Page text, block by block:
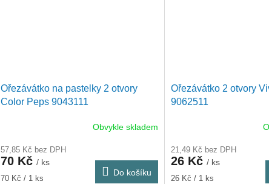
Ořezávátko na pastelky 2 otvory
Color Peps 9043111
Obvykle skladem
57,85 Kč bez DPH
70 Kč / ks
Měrná
70 Kč / 1 ks
Do košíku
Ořezávátko 2 otvory
9062511
21,49 Kč bez DPH
26 Kč / ks
Měrná
26 Kč / 1 ks